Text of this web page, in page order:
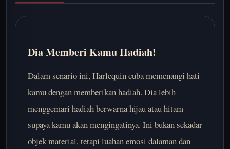
Dia Memberi Kamu Hadiah!
Dalam senario ini, Harlequin cuba memenangi hati
kamu dengan memberikan hadiah. Dia lebih
menggemari hadiah berwarna hijau atau hitam
supaya kamu akan mengingatinya. Ini bukan sekadar
objek material, tetapi luahan emosi dalaman dan